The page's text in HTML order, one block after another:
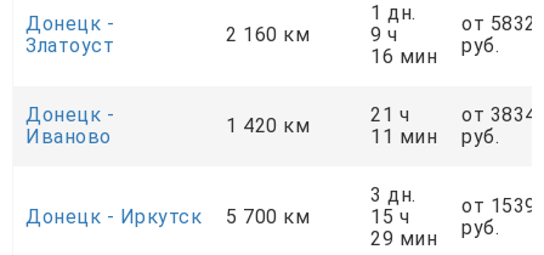
Донецк -
Златоуст
2 160 км
1 дн.
9 ч
16 мин
от
руб.
Донецк -
Иваново
1 420 км
21 ч
11 мин
от
руб.
Донецк - Иркутск 5 700 км
3 дн.
15 ч
29 мин
от
руб.